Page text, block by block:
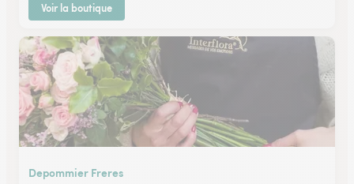
Voir la boutique
Depommier Freres